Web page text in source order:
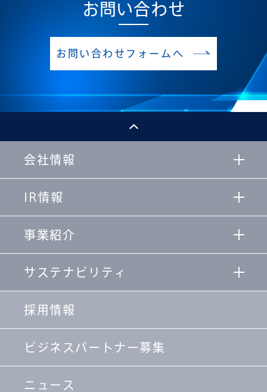
お問い合わせ
お問い合わせフォームへ
会社情報
IR情報
事業紹介
サステナビリティ
採用情報
ビジネスパートナー募集
ニュース